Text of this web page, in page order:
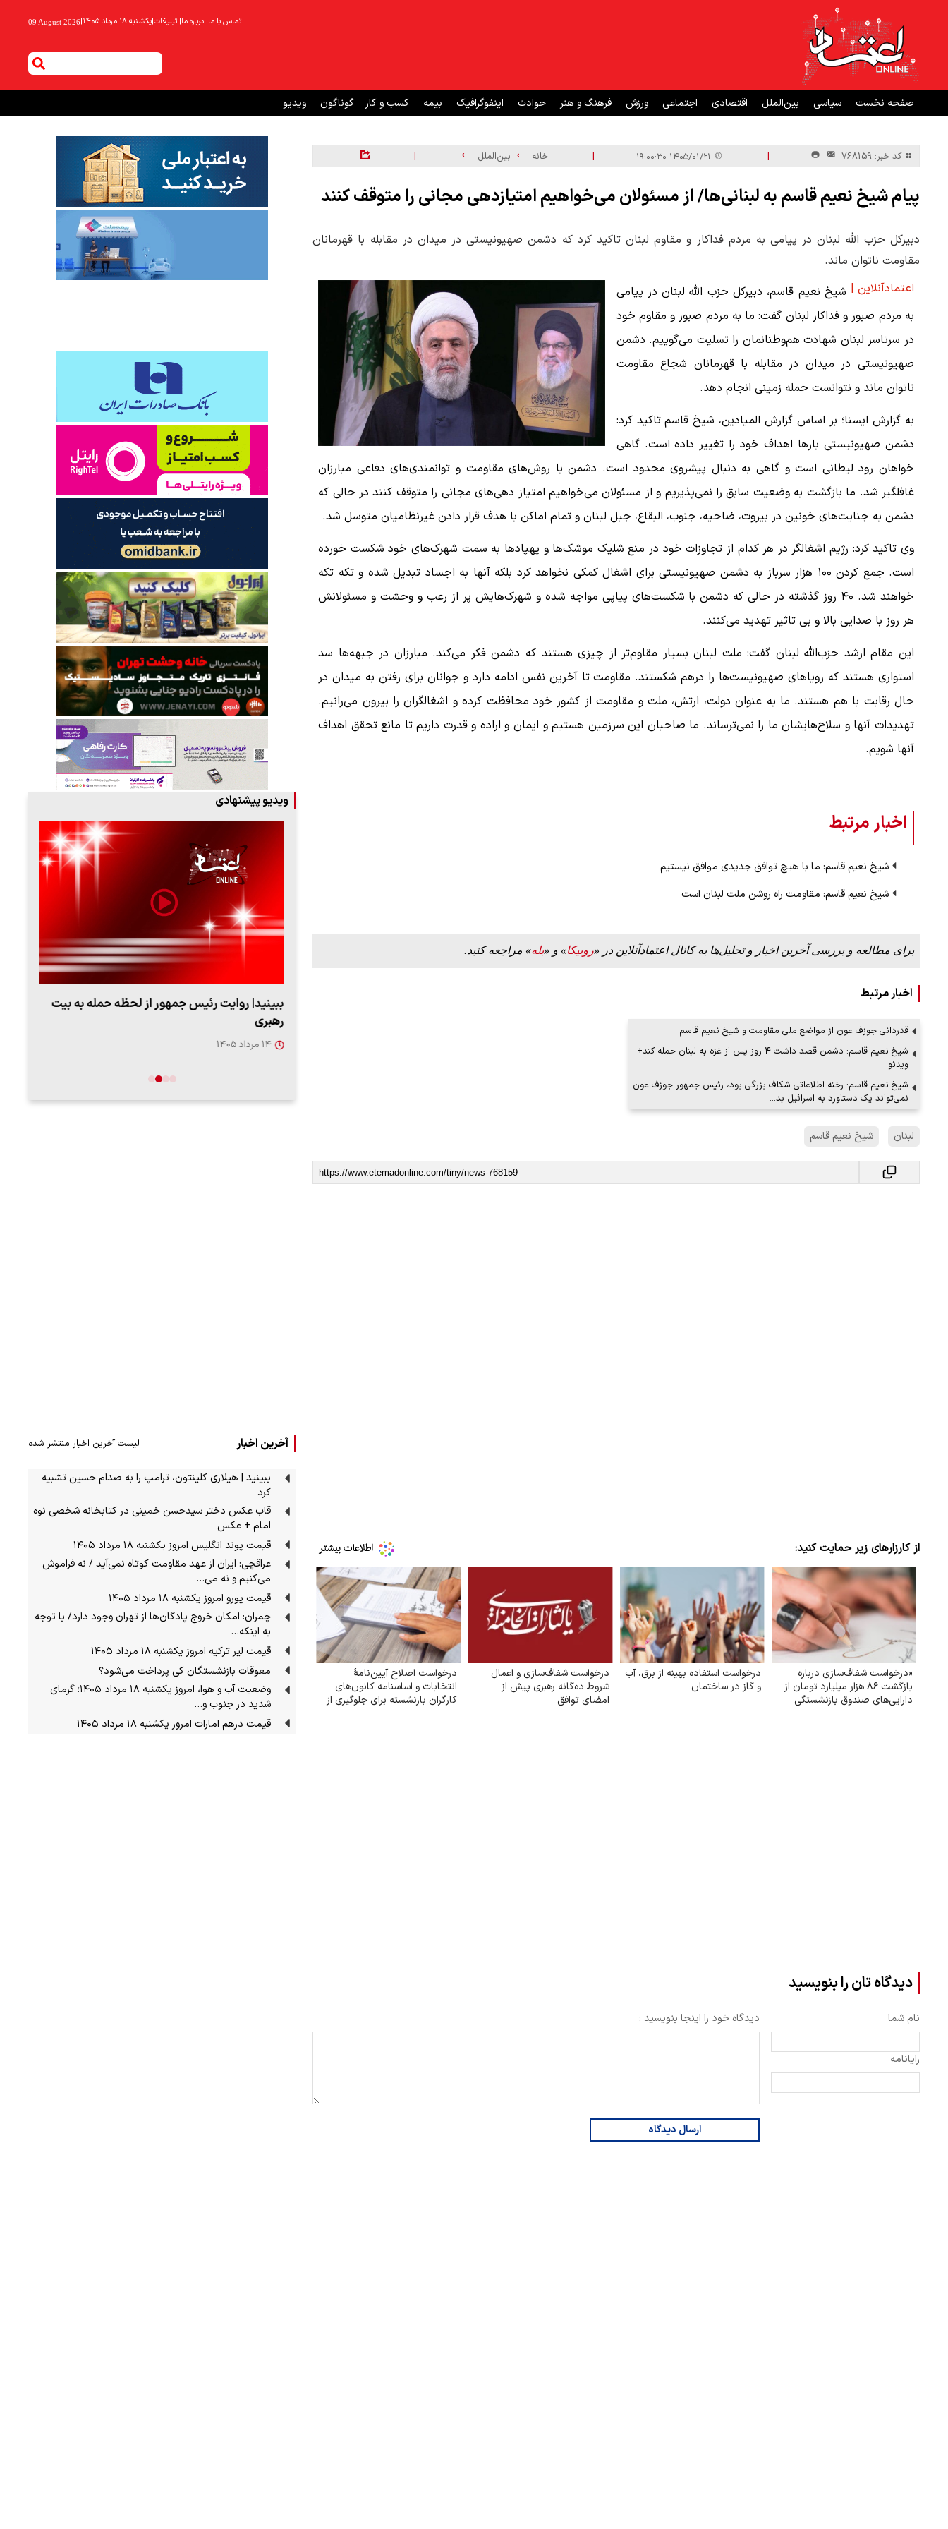
تماس با ما| درباره ما| تبلیغات|یکشنبه ۱۸ مرداد ۱۴۰۵ |
09 August 2026
صفحه نخست سیاسی بین‌الملل اقتصادی اجتماعی ورزش فرهنگ و هنر حوادث اینفوگرافیک بیمه کسب و کار گوناگون ویدیو
کد خبر: 768159 |
| خانه بین‌الملل |
پیام شیخ نعیم قاسم به لبنانی‌ها/ از مسئولان می‌خواهیم امتیازدهی‌ مجانی را متوقف کنند
دبیرکل حزب الله لبنان در پیامی به مردم فداکار و مقاوم لبنان تاکید کرد که دشمن صهیونیستی در میدان در مقابله با قهرمانان
مقاومت ناتوان ماند.
اعتمادآنلاین | شیخ نعیم قاسم، دبیرکل حزب الله لبنان در پیامی
به مردم صبور و فداکار لبنان گفت: ما به مردم صبور و مقاوم خود
در سرتاسر لبنان شهادت هم‌وطنانمان را تسلیت می‌گوییم. دشمن
صهیونیستی در میدان در مقابله با قهرمانان شجاع مقاومت
ناتوان ماند و نتوانست حمله زمینی انجام دهد.
به گزارش ایسنا؛ بر اساس گزارش المیادین، شیخ قاسم تاکید کرد:
دشمن صهیونیستی بارها اهداف خود را تغییر داده است. گاهی
خواهان رود لیطانی است و گاهی به دنبال پیشروی محدود است. دشمن با روش‌های مقاومت و توانمندی‌های دفاعی مبارزان
غافلگیر شد. ما بازگشت به وضعیت سابق را نمی‌پذیریم و از مسئولان می‌خواهیم امتیاز دهی‌های مجانی را متوقف کنند در حالی که
دشمن به جنایت‌های خونین در بیروت، ضاحیه، جنوب، البقاع، جبل لبنان و تمام اماکن با هدف قرار دادن غیرنظامیان متوسل شد.
وی تاکید کرد: رژیم اشغالگر در هر کدام از تجاوزات خود در منع شلیک موشک‌ها و پهپادها به سمت شهرک‌های خود شکست خورده
است. جمع کردن ۱۰۰ هزار سرباز به دشمن صهیونیستی برای اشغال کمکی نخواهد کرد بلکه آنها به اجساد تبدیل شده و تکه تکه
خواهند شد. ۴۰ روز گذشته در حالی که دشمن با شکست‌های پیاپی مواجه شده و شهرک‌هایش پر از رعب و وحشت و مسئولانش
هر روز با صدایی بالا و بی تاثیر تهدید می‌کنند.
این مقام ارشد حزب‌الله لبنان گفت: ملت لبنان بسیار مقاوم‌تر از چیزی هستند که دشمن فکر می‌کند. مبارزان در جبهه‌ها سد
استواری هستند که رویاهای صهیونیست‌ها را درهم شکستند. مقاومت تا آخرین نفس ادامه دارد و جوانان برای رفتن به میدان در
حال رقابت با هم هستند. ما به عنوان دولت، ارتش، ملت و مقاومت از کشور خود محافظت کرده و اشغالگران را بیرون می‌رانیم.
تهدیدات آنها و سلاح‌هایشان ما را نمی‌ترساند. ما صاحبان این سرزمین هستیم و ایمان و اراده و قدرت داریم تا مانع تحقق اهداف
آنها شویم.
اخبار مرتبط
شیخ نعیم قاسم: ما با هیچ توافق جدیدی موافق نیستیم
شیخ نعیم قاسم: مقاومت راه روشن ملت لبنان است
برای مطالعه و بررسی آخرین اخبار و تحلیل‌ها به کانال اعتمادآنلاین در «روبیکا» و «بله» مراجعه کنید.
اخبار مرتبط
قدردانی جوزف‌ عون از مواضع ملی مقاومت و شیخ نعیم قاسم
شیخ نعیم قاسم: دشمن قصد داشت ۴ روز پس از غزه به لبنان حمله کند+
ویدئو
شیخ نعیم قاسم: رخنه اطلاعاتی شکاف بزرگی بود، رئیس جمهور جوزف عون
نمی‌تواند یک دستاورد به اسرائیل بد…
لبنان شیخ نعیم قاسم
از کارزارهای زیر حمایت کنید:
«درخواست شفاف‌سازی درباره
بازگشت ۸۶ هزار میلیارد تومان از
دارایی‌های صندوق بازنشستگی
درخواست استفاده بهینه از برق، آب
و گاز در ساختمان
درخواست شفاف‌سازی و اعمال
شروط ده‌گانه رهبری پیش از
امضای توافق
درخواست اصلاح آیین‌نامهٔ
انتخابات و اساسنامه کانون‌های
کارگران بازنشسته برای جلوگیری از
دیدگاه تان را بنویسید
نام شما
رایانامه
دیدگاه خود را اینجا بنویسید :
ارسال دیدگاه
ویدیو پیشنهادی
می‌کنیم، اما
ببینید| روایت رئیس جمهور از لحظه حمله به بیت
رهبری
۱۴ مرداد ۱۴۰۵
آخرین اخبار لیست آخرین اخبار منتشر شده
ببینید | هیلاری کلینتون، ترامپ را به صدام حسین تشبیه
کرد
قاب عکس دختر سیدحسن خمینی در کتابخانه شخصی نوه
امام + عکس
قیمت پوند انگلیس امروز یکشنبه ۱۸ مرداد ۱۴۰۵
عراقچی: ایران از عهد مقاومت کوتاه نمی‌آید / نه فراموش
می‌کنیم و نه می…
قیمت یورو امروز یکشنبه ۱۸ مرداد ۱۴۰۵
چمران: امکان خروج پادگان‌ها از تهران وجود دارد/ با توجه
به اینکه…
قیمت لیر ترکیه امروز یکشنبه ۱۸ مرداد ۱۴۰۵
معوقات بازنشستگان کی پرداخت می‌شود؟
وضعیت آب و هوا، امروز یکشنبه ۱۸ مرداد ۱۴۰۵؛ گرمای
شدید در جنوب و…
قیمت درهم امارات امروز یکشنبه ۱۸ مرداد ۱۴۰۵